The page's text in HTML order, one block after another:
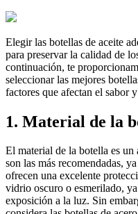
Elegir las botellas de aceite
para preservar la calidad de
continuación, te
seleccionar las mejores
factores que afectan el sabor
1. Material de la
El material de la botella es
son las más recomendadas,
ofrecen una excelente
vidrio oscuro o esmerilado,
exposición a la luz. Sin